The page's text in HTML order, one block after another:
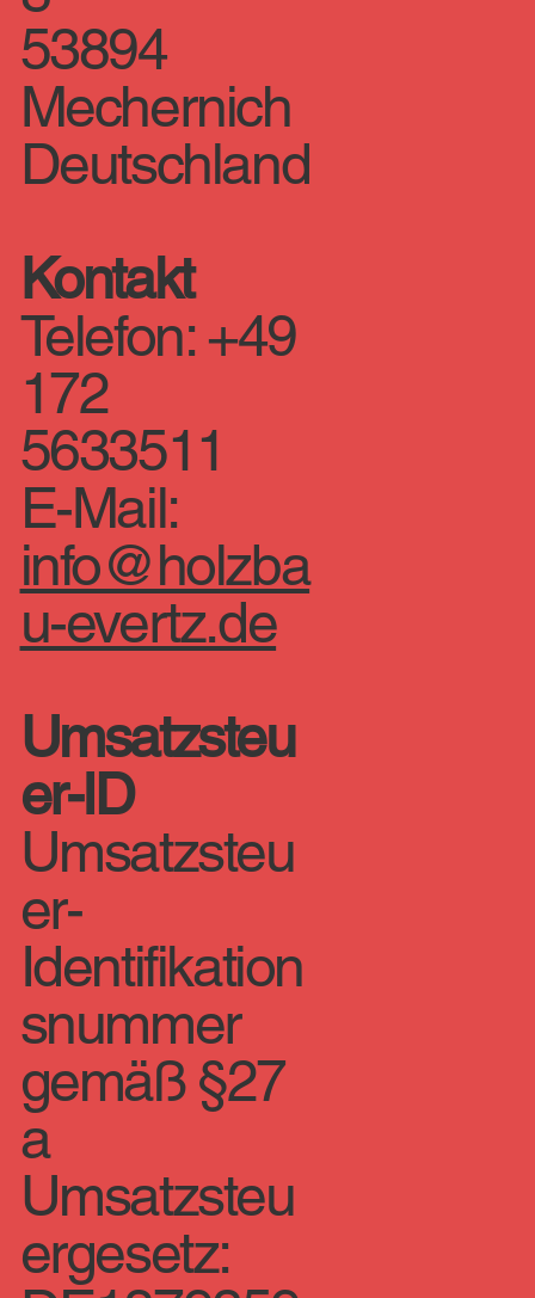
53894
Mechernich
Deutschland
Kontakt
Telefon: +49
172
5633511
E-Mail:
info@holzba
u-evertz.de
Umsatzsteu
er-ID
Umsatzsteu
er-
Identifikation
snummer
gemäß §27
a
Umsatzsteu
ergesetz: